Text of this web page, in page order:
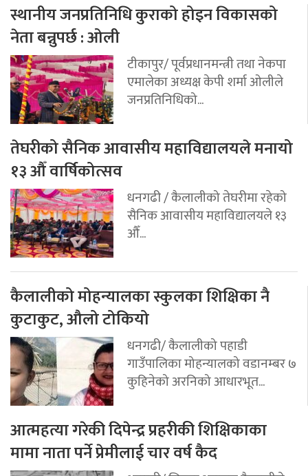
स्थानीय जनप्रतिनिधि कुराको होइन विकासको
नेता बन्नुपर्छ : ओली
टीकापुर/ पूर्वप्रधानमन्त्री तथा नेकपा
एमालेका अध्यक्ष केपी शर्मा ओलीले
जनप्रतिनिधिको...
तेघरीको सैनिक आवासीय महाविद्यालयले मनायो
१३ औँ वार्षिकोत्सव
धनगढी / कैलालीको तेघरीमा रहेको
सैनिक आवासीय महाविद्यालयले १३
औँ...
कैलालीको मोहन्यालका स्कुलका शिक्षिका नै
कुटाकुट, औलो टोकियो
धनगढी/ कैलालीको पहाडी
गाउँपालिका मोहन्यालको वडानम्बर ७
कुहिनेको अरनिको आधारभूत...
आत्महत्या गरेकी दिपेन्द्र प्रहरीकी शिक्षिकाका
मामा नाता पर्ने प्रेमीलाई चार वर्ष कैद